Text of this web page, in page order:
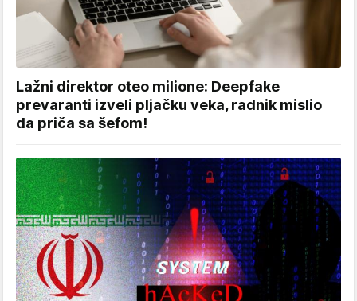
Lažni direktor oteo milione: Deepfake
prevaranti izveli pljačku veka, radnik mislio
da priča sa šefom!